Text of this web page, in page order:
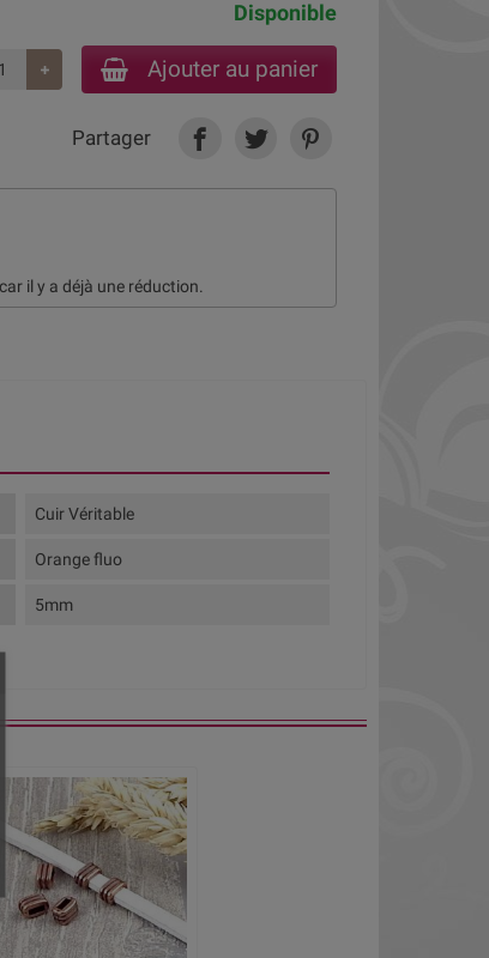
Disponible
Ajouter au panier
Partager
il y a déjà une réduction.
Cuir Véritable
Orange fluo
5mm